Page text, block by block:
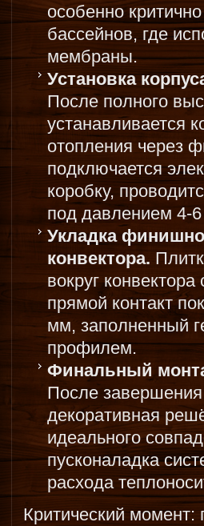
особенно
бассейнов, где
мембраны.
Установка
После полного
устанавливается
отопления через
подключается
коробку,
под давлением 4-
Укладка
конвектора.
вокруг
прямой контакт
мм, заполненный
профилем.
Финальный
После завершения
декоративная
идеального
пусконаладка
расхода
Критический момент: